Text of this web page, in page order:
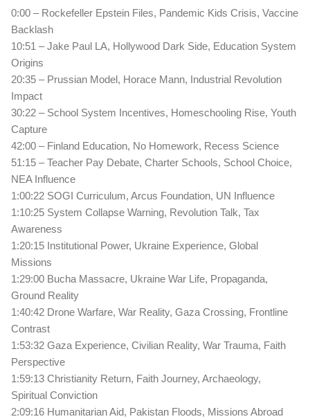
0:00 – Rockefeller Epstein Files, Pandemic Kids Crisis, Vaccine
Backlash
10:51 – Jake Paul LA, Hollywood Dark Side, Education System
Origins
20:35 – Prussian Model, Horace Mann, Industrial Revolution
Impact
30:22 – School System Incentives, Homeschooling Rise, Youth
Capture
42:00 – Finland Education, No Homework, Recess Science
51:15 – Teacher Pay Debate, Charter Schools, School Choice,
NEA Influence
1:00:22 SOGI Curriculum, Arcus Foundation, UN Influence
1:10:25 System Collapse Warning, Revolution Talk, Tax
Awareness
1:20:15 Institutional Power, Ukraine Experience, Global
Missions
1:29:00 Bucha Massacre, Ukraine War Life, Propaganda,
Ground Reality
1:40:42 Drone Warfare, War Reality, Gaza Crossing, Frontline
Contrast
1:53:32 Gaza Experience, Civilian Reality, War Trauma, Faith
Perspective
1:59:13 Christianity Return, Faith Journey, Archaeology,
Spiritual Conviction
2:09:16 Humanitarian Aid, Pakistan Floods, Missions Abroad